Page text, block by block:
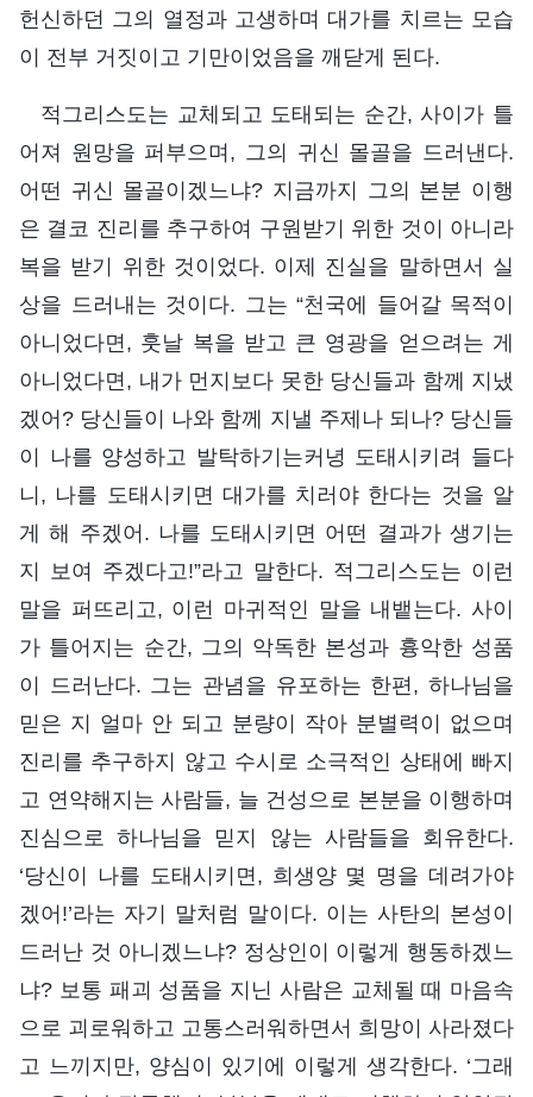
헌신하던 그의 열정과 고생하며 대가를 치르는 모습
이 전부 거짓이고 기만이었음을 깨닫게 된다.
적그리스도는 교체되고 도태되는 순간, 사이가 틀
어져 원망을 퍼부으며, 그의 귀신 몰골을 드러낸다.
어떤 귀신 몰골이겠느냐? 지금까지 그의 본분 이행
은 결코 진리를 추구하여 구원받기 위한 것이 아니라
복을 받기 위한 것이었다. 이제 진실을 말하면서 실
상을 드러내는 것이다. 그는 “천국에 들어갈 목적이
아니었다면, 훗날 복을 받고 큰 영광을 얻으려는 게
아니었다면, 내가 먼지보다 못한 당신들과 함께 지냈
겠어? 당신들이 나와 함께 지낼 주제나 되나? 당신들
이 나를 양성하고 발탁하기는커녕 도태시키려 들다
니, 나를 도태시키면 대가를 치러야 한다는 것을 알
게 해 주겠어. 나를 도태시키면 어떤 결과가 생기는
지 보여 주겠다고!”라고 말한다. 적그리스도는 이런
말을 퍼뜨리고, 이런 마귀적인 말을 내뱉는다. 사이
가 틀어지는 순간, 그의 악독한 본성과 흉악한 성품
이 드러난다. 그는 관념을 유포하는 한편, 하나님을
믿은 지 얼마 안 되고 분량이 작아 분별력이 없으며
진리를 추구하지 않고 수시로 소극적인 상태에 빠지
고 연약해지는 사람들, 늘 건성으로 본분을 이행하며
진심으로 하나님을 믿지 않는 사람들을 회유한다.
‘당신이 나를 도태시키면, 희생양 몇 명을 데려가야
겠어!’라는 자기 말처럼 말이다. 이는 사탄의 본성이
드러난 것 아니겠느냐? 정상인이 이렇게 행동하겠느
냐? 보통 패괴 성품을 지닌 사람은 교체될 때 마음속
으로 괴로워하고 고통스러워하면서 희망이 사라졌다
고 느끼지만, 양심이 있기에 이렇게 생각한다. ‘그래